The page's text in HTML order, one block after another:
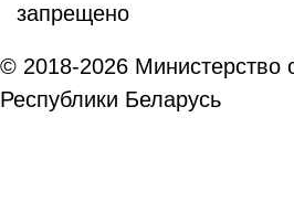
запрещено
© 2018-2026 Министерство
Республики Беларусь